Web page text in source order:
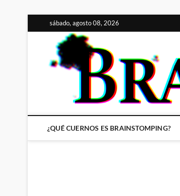
al
contenido
sábado, agosto 08, 2026
¿QUÉ CUERNOS ES BRAINSTOMPING?